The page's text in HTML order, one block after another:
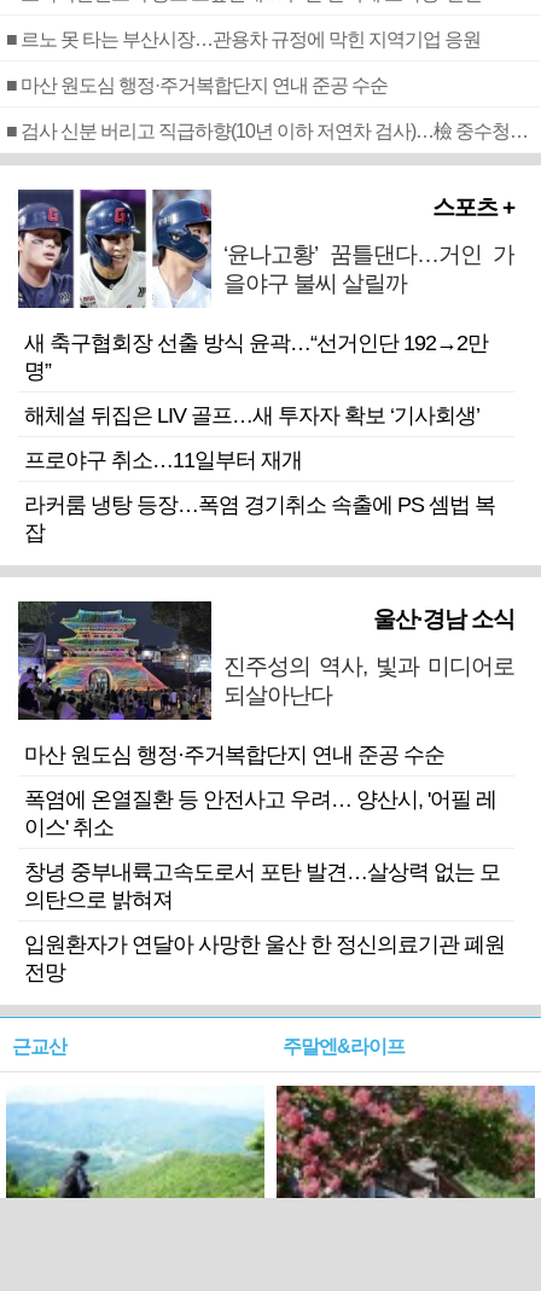
■ 르노 못 타는 부산시장…관용차 규정에 막힌 지역기업 응원
■ 마산 원도심 행정·주거복합단지 연내 준공 수순
■ 검사 신분 버리고 직급하향(10년 이하 저연차 검사)…檢 중수청행 기피
스포츠 +
‘윤나고황’ 꿈틀댄다…거인 가
을야구 불씨 살릴까
새 축구협회장 선출 방식 윤곽…“선거인단 192→2만
명”
해체설 뒤집은 LIV 골프…새 투자자 확보 ‘기사회생’
프로야구 취소…11일부터 재개
라커룸 냉탕 등장…폭염 경기취소 속출에 PS 셈법 복
잡
울산·경남 소식
진주성의 역사, 빛과 미디어로
되살아난다
마산 원도심 행정·주거복합단지 연내 준공 수순
폭염에 온열질환 등 안전사고 우려… 양산시, '어필 레
이스' 취소
창녕 중부내륙고속도로서 포탄 발견…살상력 없는 모
의탄으로 밝혀져
입원환자가 연달아 사망한 울산 한 정신의료기관 폐원
전망
근교산 주말엔&라이프